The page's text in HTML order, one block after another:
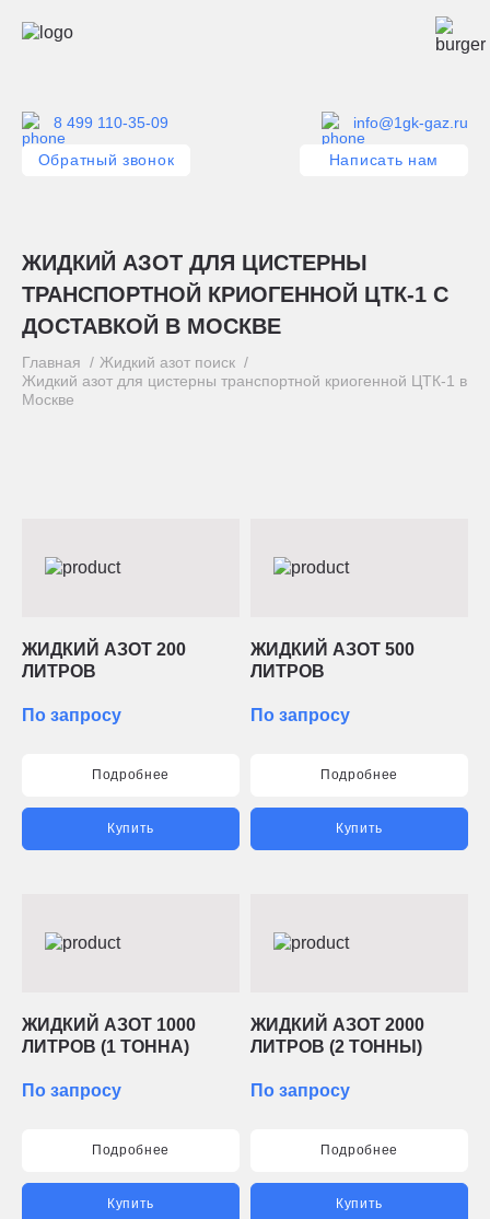
8 499 110-35-09
Обратный звонок
info@1gk-gaz.ru
Написать нам
ЖИДКИЙ АЗОТ ДЛЯ ЦИСТЕРНЫ
ТРАНСПОРТНОЙ КРИОГЕННОЙ ЦТК-1 С
ДОСТАВКОЙ В МОСКВЕ
Главная
Жидкий азот поиск
Жидкий азот для цистерны транспортной криогенной ЦТК-1 в
Москве
ЖИДКИЙ АЗОТ 200
ЛИТРОВ
По запросу
Подробнее
Купить
ЖИДКИЙ АЗОТ 500
ЛИТРОВ
По запросу
Подробнее
Купить
ЖИДКИЙ АЗОТ 1000
ЛИТРОВ (1 ТОННА)
По запросу
Подробнее
Купить
ЖИДКИЙ АЗОТ 2000
ЛИТРОВ (2 ТОННЫ)
По запросу
Подробнее
Купить